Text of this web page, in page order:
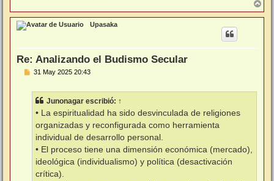
r
r
Upasaka
Re: Analizando el Budismo Secular
M
31 May 2025 20:43
Junonagar escribió: ↑
• La espiritualidad ha sido desvinculada de religiones
organizadas y reconfigurada como herramienta
individual de desarrollo personal.
• El proceso tiene una dimensión económica (mercado),
ideológica (individualismo) y política (desactivación
crítica).